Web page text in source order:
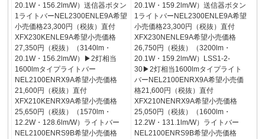
20.1W・156.2lm/W）送信器ボタン
1ライトバーNEL2300ENLE9A希望
小売価格23,300円（税抜）直付
XFX230KENLE9A希望小売価格
27,350円（税抜）（3140lm・
20.1W・156.2lm/W）▶2灯相当
1600lmタイプライトバー
NEL2100ENRX9A希望小売価格
21,600円（税抜）直付
XFX210KENRX9A希望小売価格
25,650円（税抜）（1570lm・
12.2W・128.6lm/W）ライトバー
NEL2100ENRS9B希望小売価格
20.1W・159.2lm/W）送信器ボタン
1ライトバーNEL2300ENLE9A希望
小売価格23,300円（税抜）直付
XFX230NENLE9A希望小売価格
26,750円（税抜）（3200lm・
20.1W・159.2lm/W）LSS1-2-
30▶2灯相当1600lmタイプライト
バーNEL2100ENRX9A希望小売価
格21,600円（税抜）直付
XFX210NENRX9A希望小売価格
25,050円（税抜）（1600lm・
12.2W・131.1lm/W）ライトバー
NEL2100ENRS9B希望小売価格